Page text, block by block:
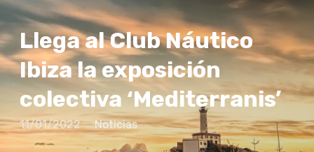
Llega al Club Náutico
Ibiza la exposición
colectiva ‘Mediterranis’
11/01/2022 Noticias